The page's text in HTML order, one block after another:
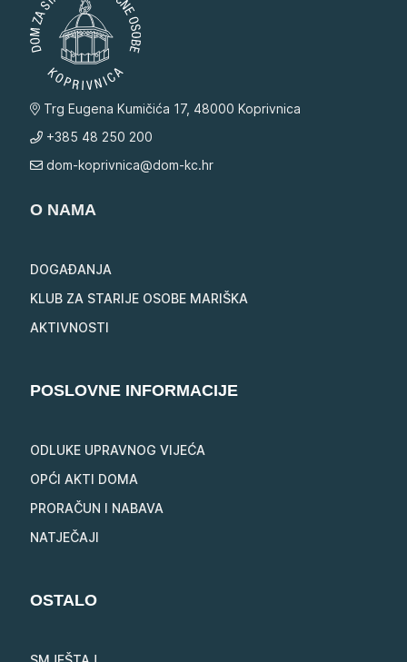
Trg Eugena Kumičića 17, 48000 Koprivnica
+385 48 250 200
dom-koprivnica@dom-kc.hr
O NAMA
DOGAĐANJA
KLUB ZA STARIJE OSOBE MARIŠKA
AKTIVNOSTI
POSLOVNE INFORMACIJE
ODLUKE UPRAVNOG VIJEĆA
OPĆI AKTI DOMA
PRORAČUN I NABAVA
NATJEČAJI
OSTALO